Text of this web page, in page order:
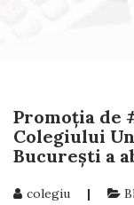
Promoţia de
Colegiului
Bucureşti a
colegiu |